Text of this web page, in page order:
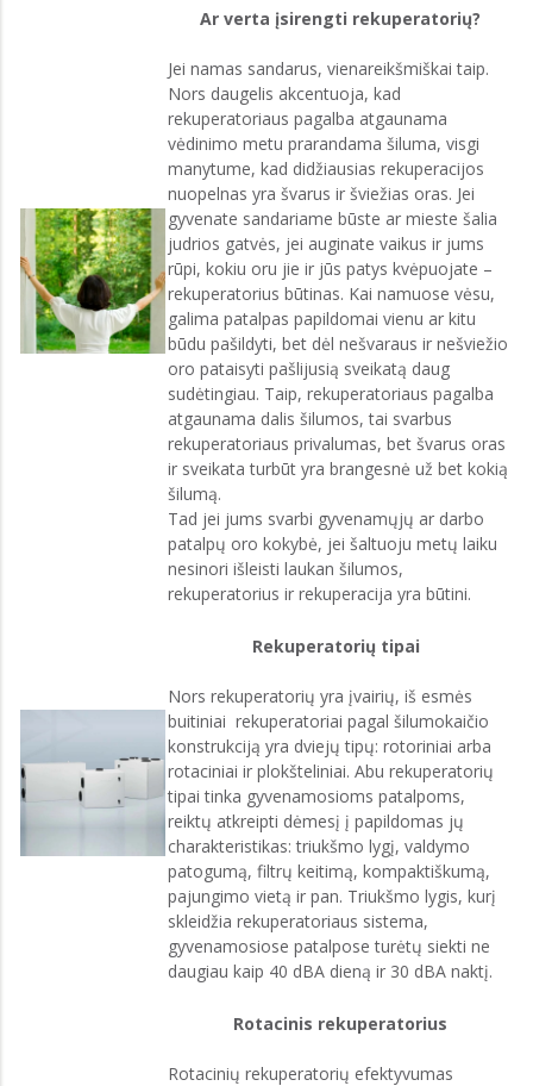
Ar verta įsirengti rekuperatorių?
Jei namas sandarus, vienareikšmiškai taip.
Nors daugelis akcentuoja, kad
rekuperatoriaus pagalba atgaunama
vėdinimo metu prarandama šiluma, visgi
manytume, kad didžiausias rekuperacijos
nuopelnas yra švarus ir šviežias oras. Jei
gyvenate sandariame būste ar mieste šalia
judrios gatvės, jei auginate vaikus ir jums
rūpi, kokiu oru jie ir jūs patys kvėpuojate –
rekuperatorius būtinas. Kai namuose vėsu,
galima patalpas papildomai vienu ar kitu
būdu pašildyti, bet dėl nešvaraus ir nešviežio
oro pataisyti pašlijusią sveikatą daug
sudėtingiau. Taip, rekuperatoriaus pagalba
atgaunama dalis šilumos, tai svarbus
rekuperatoriaus privalumas, bet švarus oras
ir sveikata turbūt yra brangesnė už bet kokią
šilumą.
Tad jei jums svarbi gyvenamųjų ar darbo
patalpų oro kokybė, jei šaltuoju metų laiku
nesinori išleisti laukan šilumos,
rekuperatorius ir rekuperacija yra būtini.
Rekuperatorių tipai
Nors rekuperatorių yra įvairių, iš esmės
buitiniai rekuperatoriai pagal šilumokaičio
konstrukciją yra dviejų tipų: rotoriniai arba
rotaciniai ir plokšteliniai. Abu rekuperatorių
tipai tinka gyvenamosioms patalpoms,
reiktų atkreipti dėmesį į papildomas jų
charakteristikas: triukšmo lygį, valdymo
patogumą, filtrų keitimą, kompaktiškumą,
pajungimo vietą ir pan. Triukšmo lygis, kurį
skleidžia rekuperatoriaus sistema,
gyvenamosiose patalpose turėtų siekti ne
daugiau kaip 40 dBA dieną ir 30 dBA naktį.
Rotacinis rekuperatorius
Rotacinių rekuperatorių efektyvumas